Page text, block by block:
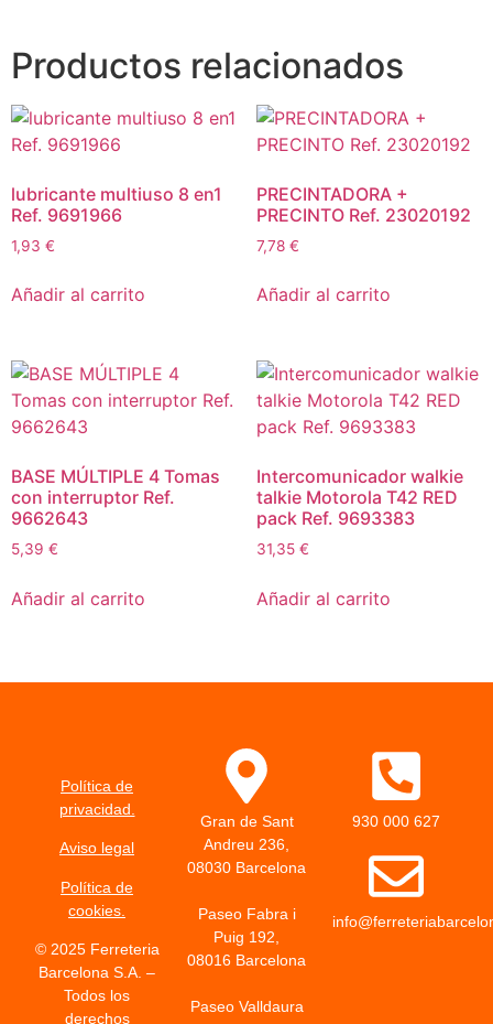
Productos relacionados
lubricante multiuso 8 en1
Ref. 9691966
1,93 €
Añadir al carrito
PRECINTADORA +
PRECINTO Ref. 23020192
7,78 €
Añadir al carrito
BASE MÚLTIPLE 4 Tomas
con interruptor Ref.
9662643
5,39 €
Añadir al carrito
Intercomunicador walkie
talkie Motorola T42 RED
pack Ref. 9693383
31,35 €
Añadir al carrito
Política de
privacidad.
Aviso legal
Política de
cookies.
© 2025 Ferreteria
Barcelona S.A. –
Todos los
derechos
Gran de Sant
Andreu 236,
08030 Barcelona
Paseo Fabra i
Puig 192,
08016 Barcelona
Paseo Valldaura
930 000 627